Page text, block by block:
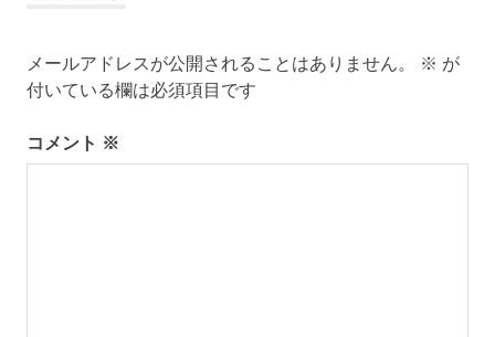
ビ
ゲ
ー
シ
メールアドレスが公開されることはありません。 ※ が
付いている欄は必須項目です
コメント ※